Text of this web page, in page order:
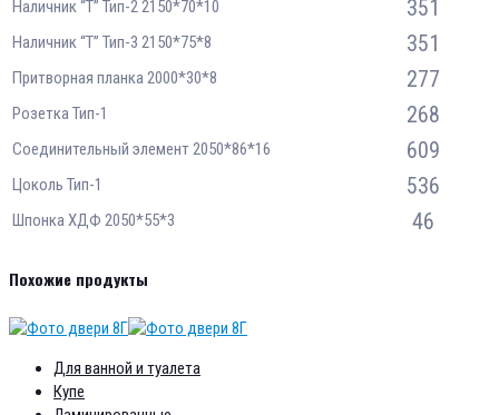
Наличник “Т” Тип-2 2150*70*10 351
Наличник “Т” Тип-3 2150*75*8 351
Притворная планка 2000*30*8 277
Розетка Тип-1 268
Соединительный элемент 2050*86*16 609
Цоколь Тип-1 536
Шпонка ХДФ 2050*55*3 46
Похожие продукты
Для ванной и туалета
Купе